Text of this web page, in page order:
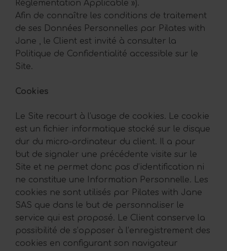
Réglementation Applicable »).
Afin de connaître les conditions de traitement
de ses Données Personnelles par Pilates with
Jane , le Client est invité à consulter la
Politique de Confidentialité accessible sur le
Site.
Cookies
Le Site recourt à l’usage de cookies. Le cookie
est un fichier informatique stocké sur le disque
dur du micro-ordinateur du client. Il a pour
but de signaler une précédente visite sur le
Site et ne permet donc pas d’identification ni
ne constitue une Information Personnelle. Les
cookies ne sont utilisés par Pilates with Jane
SAS que dans le but de personnaliser le
service qui est proposé. Le Client conserve la
possibilité de s’opposer à l’enregistrement des
cookies en configurant son navigateur